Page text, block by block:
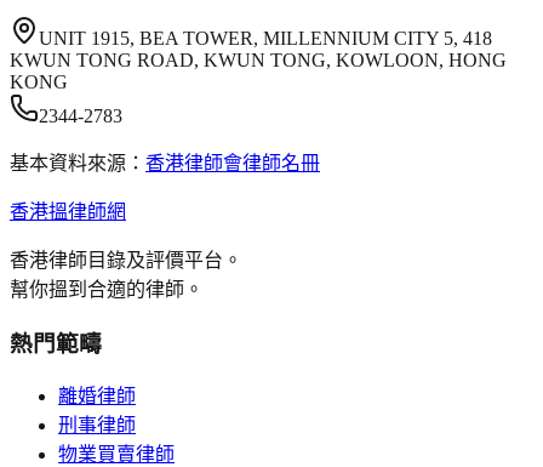
UNIT 1915, BEA TOWER, MILLENNIUM CITY 5, 418
KWUN TONG ROAD, KWUN TONG, KOWLOON, HONG
KONG
2344-2783
基本資料來源： 香港律師會律師名冊
香港搵律師網
香港律師目錄及評價平台。
幫你搵到合適的律師。
熱門範疇
離婚律師
刑事律師
物業買賣律師